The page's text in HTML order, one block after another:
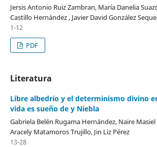
Jersis Antonio Ruiz Zambran, María Danelia
Castillo Hernández , Javier David González
1-12
PDF
Literatura
Libre albedrío y el determinismo divino
vida es sueño de y Niebla
Gabriela Belén Rugama Hernández, Naire
Aracely Matamoros Trujillo, Jin Liz Pérez
13-28